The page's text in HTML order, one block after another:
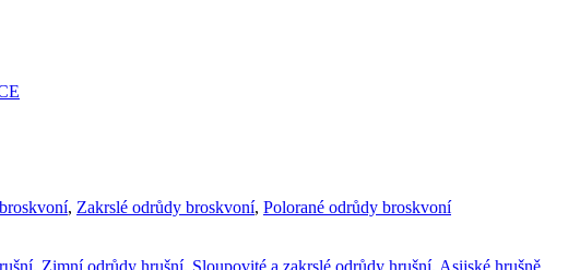
, Zakrslé odrůdy broskvoní, Polorané odrůdy broskvoní
, Zimní odrůdy hrušní, Sloupovité a zakrslé odrůdy hrušní, Asijské hrušně